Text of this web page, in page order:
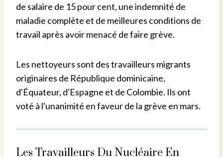
de salaire de 15 pour cent, une indemnité de
maladie complète et de meilleures conditions de
travail après avoir menacé de faire grève.
Les nettoyeurs sont des travailleurs migrants
originaires de République dominicaine,
d'Équateur, d'Espagne et de Colombie. Ils ont
voté à l'unanimité en faveur de la grève en mars.
Les Travailleurs Du Nucléaire En